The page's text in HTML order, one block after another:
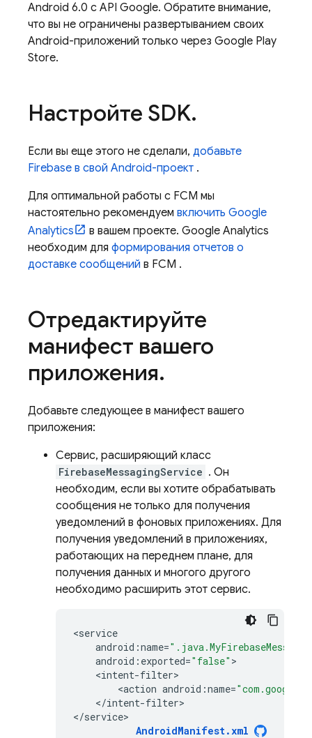
Android 6.0 с API Google. Обратите внимание,
что вы не ограничены развертыванием своих
Android-приложений только через Google Play
Store.
Настройте SDK.
Если вы еще этого не сделали, добавьте
Firebase в свой Android-проект .
Для оптимальной работы с FCM мы
настоятельно рекомендуем включить Google
Analytics
в вашем проекте. Google Analytics
необходим для формирования отчетов о
доставке сообщений в FCM .
Отредактируйте
манифест вашего
приложения.
Добавьте следующее в манифест вашего
приложения:
Сервис, расширяющий класс
FirebaseMessagingService . Он
необходим, если вы хотите обрабатывать
сообщения не только для получения
уведомлений в фоновых приложениях. Для
получения уведомлений в приложениях,
работающих на переднем плане, для
получения данных и многого другого
необходимо расширить этот сервис.
<service
android :name=
android : exported="false"
<intent-filter
<action android :name=
</intent-filter>
</service>
AndroidManifest.xml